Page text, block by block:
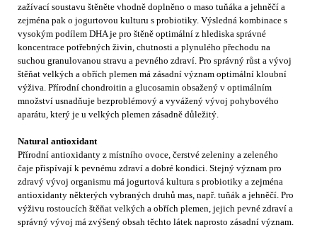
zažívací soustavu štěněte vhodně doplněno o maso tuňáka a jehněčí a
zejména pak o jogurtovou kulturu s probiotiky. Výsledná kombinace s
vysokým podílem DHA je pro štěně optimální z hlediska správné
koncentrace potřebných živin, chutnosti a plynulého přechodu na
suchou granulovanou stravu a pevného zdraví. Pro správný růst a vývoj
štěňat velkých a obřích plemen má zásadní význam optimální kloubní
výživa. Přírodní chondroitin a glucosamin obsažený v optimálním
množství usnadňuje bezproblémový a vyvážený vývoj pohybového
aparátu, který je u velkých plemen zásadně důležitý.
Natural antioxidant
Přírodní antioxidanty z místního ovoce, čerstvé zeleniny a zeleného
čaje přispívají k pevnému zdraví a dobré kondici. Stejný význam pro
zdravý vývoj organismu má jogurtová kultura s probiotiky a zejména
antioxidanty některých vybraných druhů mas, např. tuňák a jehněčí. Pro
výživu rostoucích štěňat velkých a obřích plemen, jejich pevné zdraví a
správný vývoj má zvýšený obsah těchto látek naprosto zásadní význam.